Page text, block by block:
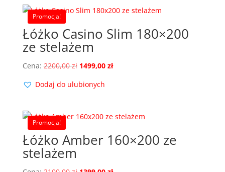
Promocja!
Łóżko Casino Slim 180×200
ze stelażem
Cena: 2200,00zł Pierwotna
wynosiła:
1499,00 złAktualna
Dodaj do ulubionych
Promocja!
Łóżko Amber 160×200 ze
stelażem